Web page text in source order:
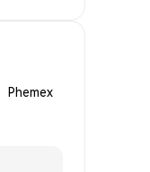
Phemex